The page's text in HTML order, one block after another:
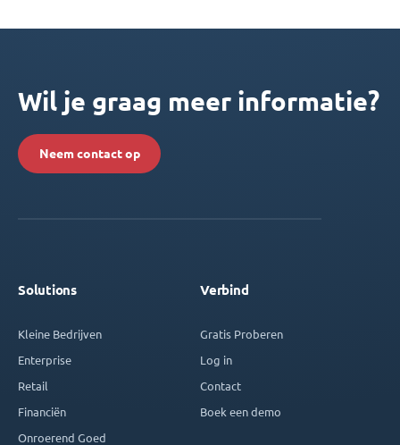
Wil je graag meer informatie?
Neem contact op
Solutions
Kleine Bedrijven
Enterprise
Retail
Financiën
Onroerend Goed
Verbind
Gratis Proberen
Log in
Contact
Boek een demo